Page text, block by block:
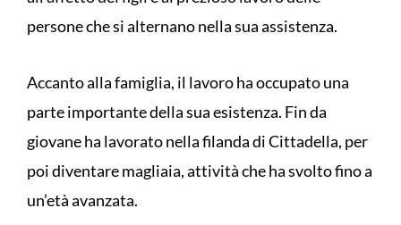
persone che si alternano nella sua assistenza.
Accanto alla famiglia, il lavoro ha occupato una
parte importante della sua esistenza. Fin da
giovane ha lavorato nella filanda di Cittadella, per
poi diventare magliaia, attività che ha svolto fino a
un’età avanzata.